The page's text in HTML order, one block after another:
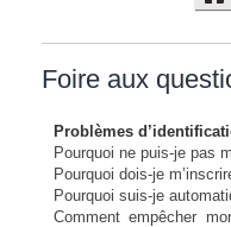
Foire aux
Problèmes
Pourquoi ne puis-je pas
Pourquoi dois-je
Pourquoi suis-je
Comment empêcher